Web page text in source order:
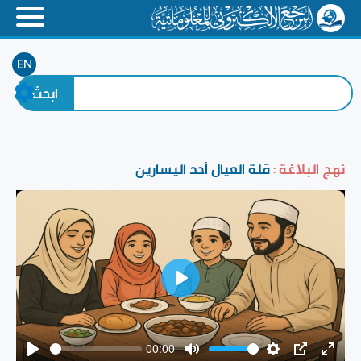
EN
نهج البلاغة :قلة العيال أحد اليسارين
00:00
Play